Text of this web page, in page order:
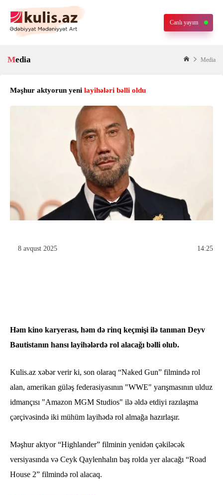
Canlı yayım
Media Media
Məşhur aktyorun yeni layihələri bəlli oldu
8 avqust 2025 14:25
Həm kino karyerası, həm də rinq keçmişi ilə tanınan Deyv
Bautistanın hansı layihələrdə rol alacağı bəlli olub.
Kulis.az xəbər verir ki, son olaraq “Naked Gun” filmində rol
alan, amerikan güləş federasiyasının "WWE" yarışmasının ulduz
idmançısı "Amazon MGM Studios" ilə əldə etdiyi razılaşma
çərçivəsində iki mühüm layihədə rol almağa hazırlaşır.
Məşhur aktyor “Highlander” filminin yenidən çəkiləcək
versiyasında və Ceyk Qaylenhalın baş rolda yer alacağı “Road
House 2” filmində rol alacaq.